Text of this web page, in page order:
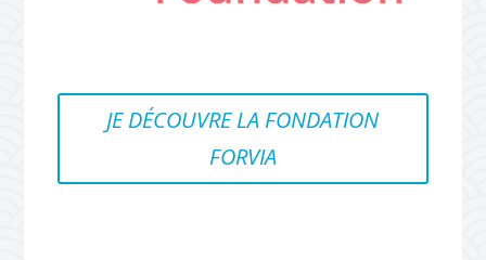
JE DÉCOUVRE LA FONDATION
FORVIA